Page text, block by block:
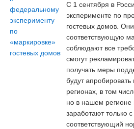
С 1 сентября в
эксперименте по
гостевых домов.
соответствующую
соблюдают все
смогут
получать меры
будут апробировать
регионах, в том
но в нашем регионе
заработают только
соответствующий